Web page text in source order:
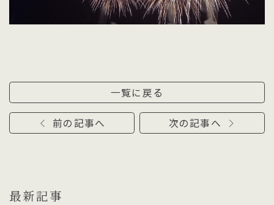
前の記事へ
一覧に戻る
次の記事へ
最新記事